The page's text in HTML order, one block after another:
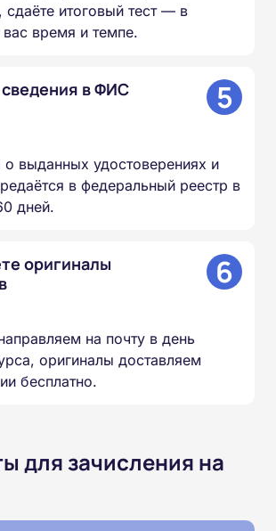
сдаёте итоговый тест — в
время и темпе.
в ФИС
5
выданных удостоверениях и
в федеральный реестр в
дней.
оригиналы
6
на почту в день
оригиналы доставляем
бесплатно.
для зачисления на